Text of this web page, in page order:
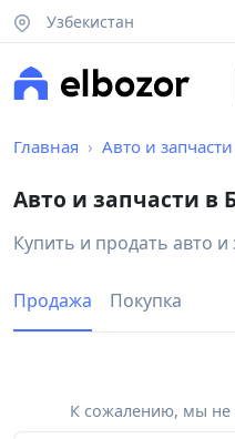
Узбекистан
Главная Авто и запчасти
Авто и запчасти в
Купить и продать авто и
Продажа Покупка
К сожалению, мы не